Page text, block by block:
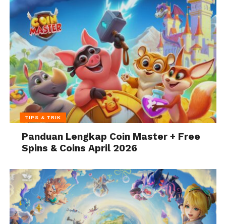
TIPS & TRIK
Panduan Lengkap Coin Master + Free
Spins & Coins April 2026